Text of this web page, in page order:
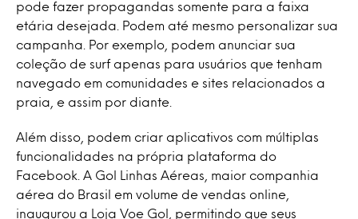
pode fazer propagandas somente para a faixa
etária desejada. Podem até mesmo personalizar sua
campanha. Por exemplo, podem anunciar sua
coleção de surf apenas para usuários que tenham
navegado em comunidades e sites relacionados a
praia, e assim por diante.
Além disso, podem criar aplicativos com múltiplas
funcionalidades na própria plataforma do
Facebook. A Gol Linhas Aéreas, maior companhia
aérea do Brasil em volume de vendas online,
inaugurou a Loja Voe Gol, permitindo que seus